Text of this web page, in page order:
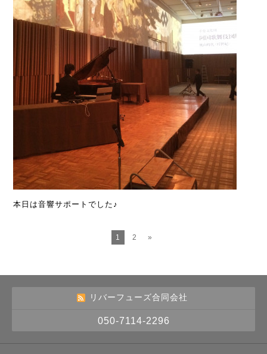
本日は音響サポートでした♪
1 2 »
リバーフューズ合同会社
050-7114-2296